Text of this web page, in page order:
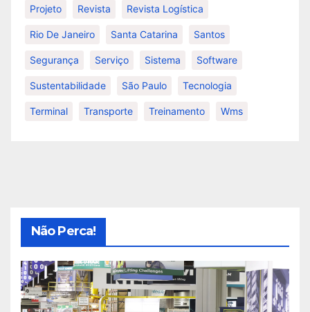
Projeto Revista Revista Logística
Rio De Janeiro Santa Catarina Santos
Segurança Serviço Sistema Software
Sustentabilidade São Paulo Tecnologia
Terminal Transporte Treinamento Wms
Não Perca!